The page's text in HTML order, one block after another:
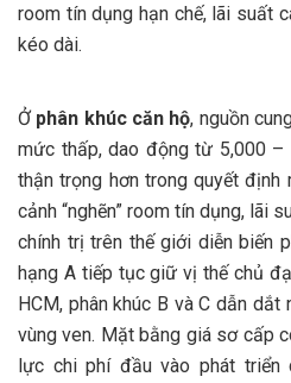
room tín dụng hạn chế, lãi suất
kéo dài.
Ở phân khúc căn hộ, nguồn
mức thấp, dao động từ 5,000 –
thận trọng hơn trong quyết
cảnh “nghẽn” room tín dụng, lãi
chính trị trên thế giới diễn biến
hạng A tiếp tục giữ vị thế chủ
HCM, phân khúc B và C dẫn
vùng ven. Mặt bằng giá sơ cấp
lực chi phí đầu vào phát triển